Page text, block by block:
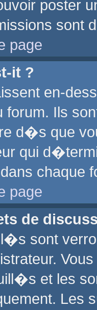
poster
sont
page
it ?
en-
Ils
d�s que
qui
chaque
page
de
sont
et les
Les